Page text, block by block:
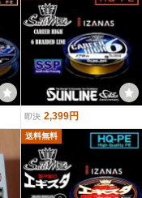
即決 2,399円
送料無料